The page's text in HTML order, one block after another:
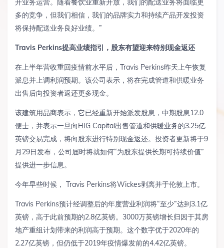
多的竞争，但我们相信，我们的品牌实力和持续产品开发投资
将保持配送业务良好业绩。”
Travis Perkins提高业绩指引，股东有望迎来特别现金返还
在上半年营收重回疫情前水平后，Travis Perkins昨天上午恢复
派息并上调利润预期。该公司表示，将在完成管道和供暖业务
出售后向投资者返还更多现金。
该建筑用品商表示，它已经重新开始派发股息，中期股息12.0
便士，并表示一旦向HIG Capital出售管道和供暖业务的3.25亿
英镑交易完成，将向股东进行特别现金返还。投资者更新将于9
月29日发布，公司届时将就如何“为股东提供长期可持续价值”
提供进一步信息。
今年早些时候， Travis Perkins将Wickes剥离并于伦敦上市。
Travis Perkins预计经调整后的年度营业利润将“至少”达到3.1亿
英镑，高于此前预期的2.8亿英镑。3000万英镑增长归因于其房
地产重组计划带来的利润高于预期。这个数字优于2020年的
2.27亿英镑，但仍低于2019年疫情爆发前的4.42亿英镑。